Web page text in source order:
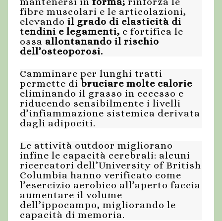
fibre muscolari e le articolazioni,
elevando il grado di elasticità di
tendini e legamenti, e fortifica le
ossa allontanando il rischio
dell’osteoporosi.
Camminare per lunghi tratti
permette di bruciare molte calorie
eliminando il grasso in eccesso e
riducendo sensibilmente i livelli
d’infiammazione sistemica derivata
dagli adipociti.
Le attività outdoor migliorano
infine le capacità cerebrali: alcuni
ricercatori dell’University of British
Columbia hanno verificato come
l’esercizio aerobico all’aperto faccia
aumentare il volume
dell’ippocampo, migliorando le
capacità di memoria.